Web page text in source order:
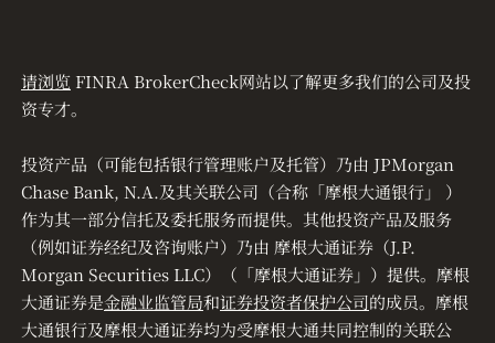
请浏览 FINRA BrokerCheck网站以了解更多我们的公司及投
资专才。
投资产品（可能包括银行管理账户及托管）乃由 JPMorgan
Chase Bank, N.A.及其关联公司（合称「摩根大通银行」 ）
作为其一部分信托及委托服务而提供。其他投资产品及服务
（例如证券经纪及咨询账户）乃由 摩根大通证券（J.P.
Morgan Securities LLC）（「摩根大通证券」）提供。摩根
大通证券是金融业监管局和证券投资者保护公司的成员。摩根
大通银行及摩根大通证券均为受摩根大通共同控制的关联公